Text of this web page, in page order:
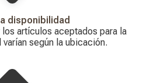
disponibilidad
artículos aceptados para la
según la ubicación.